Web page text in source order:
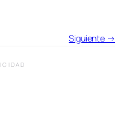
Siguiente →